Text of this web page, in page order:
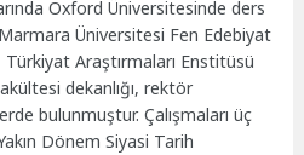
Oxford Üniversitesinde ders
Üniversitesi Fen Edebiyat
Araştırmaları Enstitüsü
dekanlığı, rektör
bulunmuştur. Çalışmaları üç
Dönem Siyasi Tarih